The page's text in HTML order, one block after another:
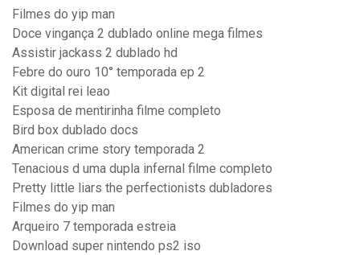
Filmes do yip man
Doce vingança 2 dublado online mega filmes
Assistir jackass 2 dublado hd
Febre do ouro 10° temporada ep 2
Kit digital rei leao
Esposa de mentirinha filme completo
Bird box dublado docs
American crime story temporada 2
Tenacious d uma dupla infernal filme completo
Pretty little liars the perfectionists dubladores
Filmes do yip man
Arqueiro 7 temporada estreia
Download super nintendo ps2 iso